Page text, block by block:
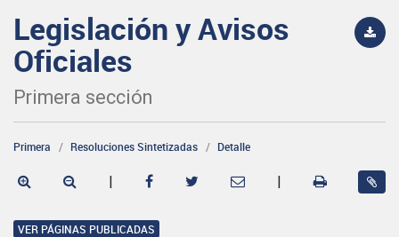
Legislación y Avisos
Oficiales
Primera sección
Primera Resoluciones Sintetizadas Detalle
| |
VER PÁGINAS PUBLICADAS